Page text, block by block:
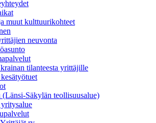
muut kulttuurikohteet
neuvonta
tilanteesta yrittäjille
Säkylän teollisuusalue)